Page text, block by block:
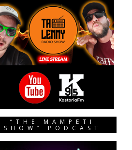
“THE MAMPETI
SHOW” PODCAST